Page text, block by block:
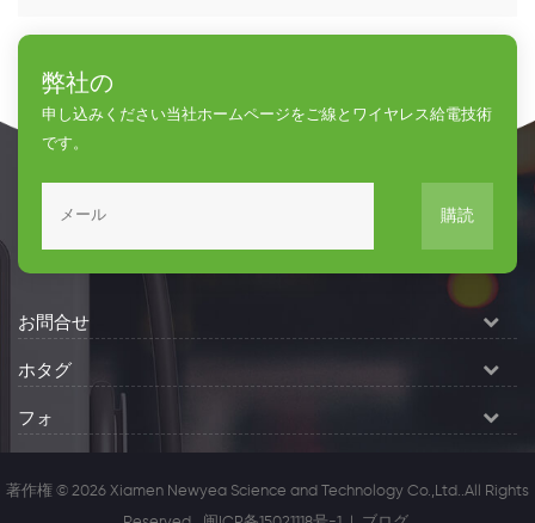
弊社の
申し込みください当社ホームページをご線とワイヤレス給電技術
です。
購読
お問合せ
ホタグ
フォ
著作権 © 2026 Xiamen Newyea Science and Technology Co.,Ltd..All Rights